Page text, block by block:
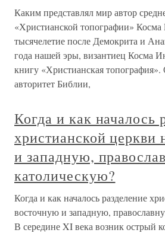
Каким представлял мир автор
«Христианской топографии»
тысячелетие после Демокрита и
года нашей эры, византиец Косма
книгу «Христианская топография».
авторитет Библии,
Когда и как началось
христианской церкви
и западную,
католическую?
Когда и как началось разделение
восточную и западную,
В середине XI века возник острый